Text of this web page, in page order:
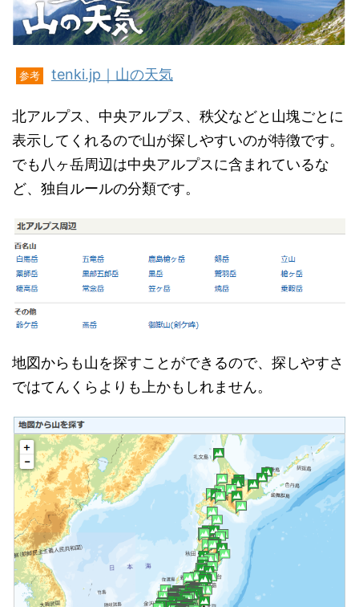
参考 tenki.jp｜山の天気
北アルプス、中央アルプス、秩父などと山塊ごとに
表示してくれるので山が探しやすいのが特徴です。
でも八ヶ岳周辺は中央アルプスに含まれているな
ど、独自ルールの分類です。
地図からも山を探すことができるので、探しやすさ
ではてんくらよりも上かもしれません。